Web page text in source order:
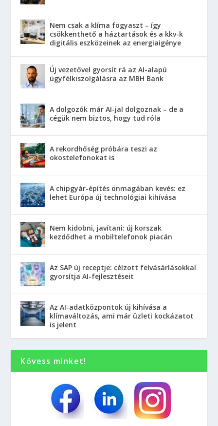
Nem csak a klíma fogyaszt – így
csökkenthető a háztartások és a kkv-k
digitális eszközeinek az energiaigénye
Új vezetővel gyorsít rá az AI-alapú
ügyfélkiszolgálásra az MBH Bank
A dolgozók már AI-jal dolgoznak – de a
cégük nem biztos, hogy tud róla
A rekordhőség próbára teszi az
okostelefonokat is
A chipgyár-építés önmagában kevés: ez
lehet Európa új technológiai kihívása
Nem kidobni, javítani: új korszak
kezdődhet a mobiltelefonok piacán
Az SAP új receptje: célzott felvásárlásokkal
gyorsítja AI-fejlesztéseit
Az AI-adatközpontok új kihívása a
klímaváltozás, ami már üzleti kockázatot
is jelent
Kövess minket!